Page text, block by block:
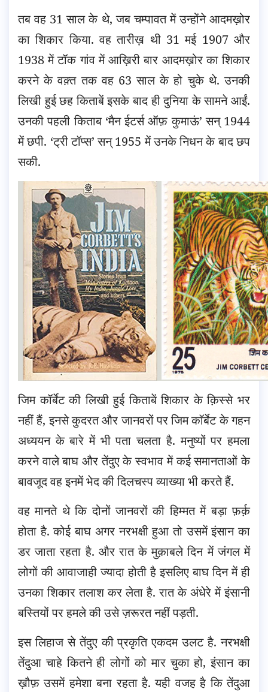
तब वह 31 साल के थे, जब चम्पावत में उन्होंने आदमख़ोर
का शिकार किया. वह तारीख़ थी 31 मई 1907 और
1938 में टॉक गांव में आख़िरी बार आदमख़ोर का शिकार
करने के वक़्त तक वह 63 साल के हो चुके थे. उनकी
लिखी हुई छह किताबें इसके बाद ही दुनिया के सामने आईं.
उनकी पहली किताब ‘मैन ईटर्स ऑफ़ कुमाऊं’ सन् 1944
में छपी. ‘ट्री टॉप्स’ सन् 1955 में उनके निधन के बाद छप
सकी.
जिम कॉर्बेट की लिखी हुई किताबें शिकार के क़िस्से भर
नहीं हैं, इनसे कुदरत और जानवरों पर जिम कॉर्बेट के गहन
अध्ययन के बारे में भी पता चलता है. मनुष्यों पर हमला
करने वाले बाघ और तेंदुए के स्वभाव में कई समानताओं के
बावजूद वह इनमें भेद की दिलचस्प व्याख्या भी करते हैं.
वह मानते थे कि दोनों जानवरों की हिम्मत में बड़ा फ़र्क़
होता है. कोई बाघ अगर नरभक्षी हुआ तो उसमें इंसान का
डर जाता रहता है. और रात के मुक़ाबले दिन में जंगल में
लोगों की आवाजाही ज्यादा होती है इसलिए बाघ दिन में ही
उनका शिकार तलाश कर लेता है. रात के अंधेरे में इंसानी
बस्तियों पर हमले की उसे ज़रूरत नहीं पड़ती.
इस लिहाज से तेंदुए की प्रकृति एकदम उलट है. नरभक्षी
तेंदुआ चाहे कितने ही लोगों को मार चुका हो, इंसान का
ख़ौफ़ उसमें हमेशा बना रहता है. यही वजह है कि तेंदुआ